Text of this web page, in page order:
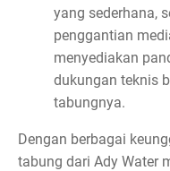
yang sederhana,
penggantian
menyediakan
dukungan teknis
tabungnya.
Dengan berbagai
tabung dari Ady Water